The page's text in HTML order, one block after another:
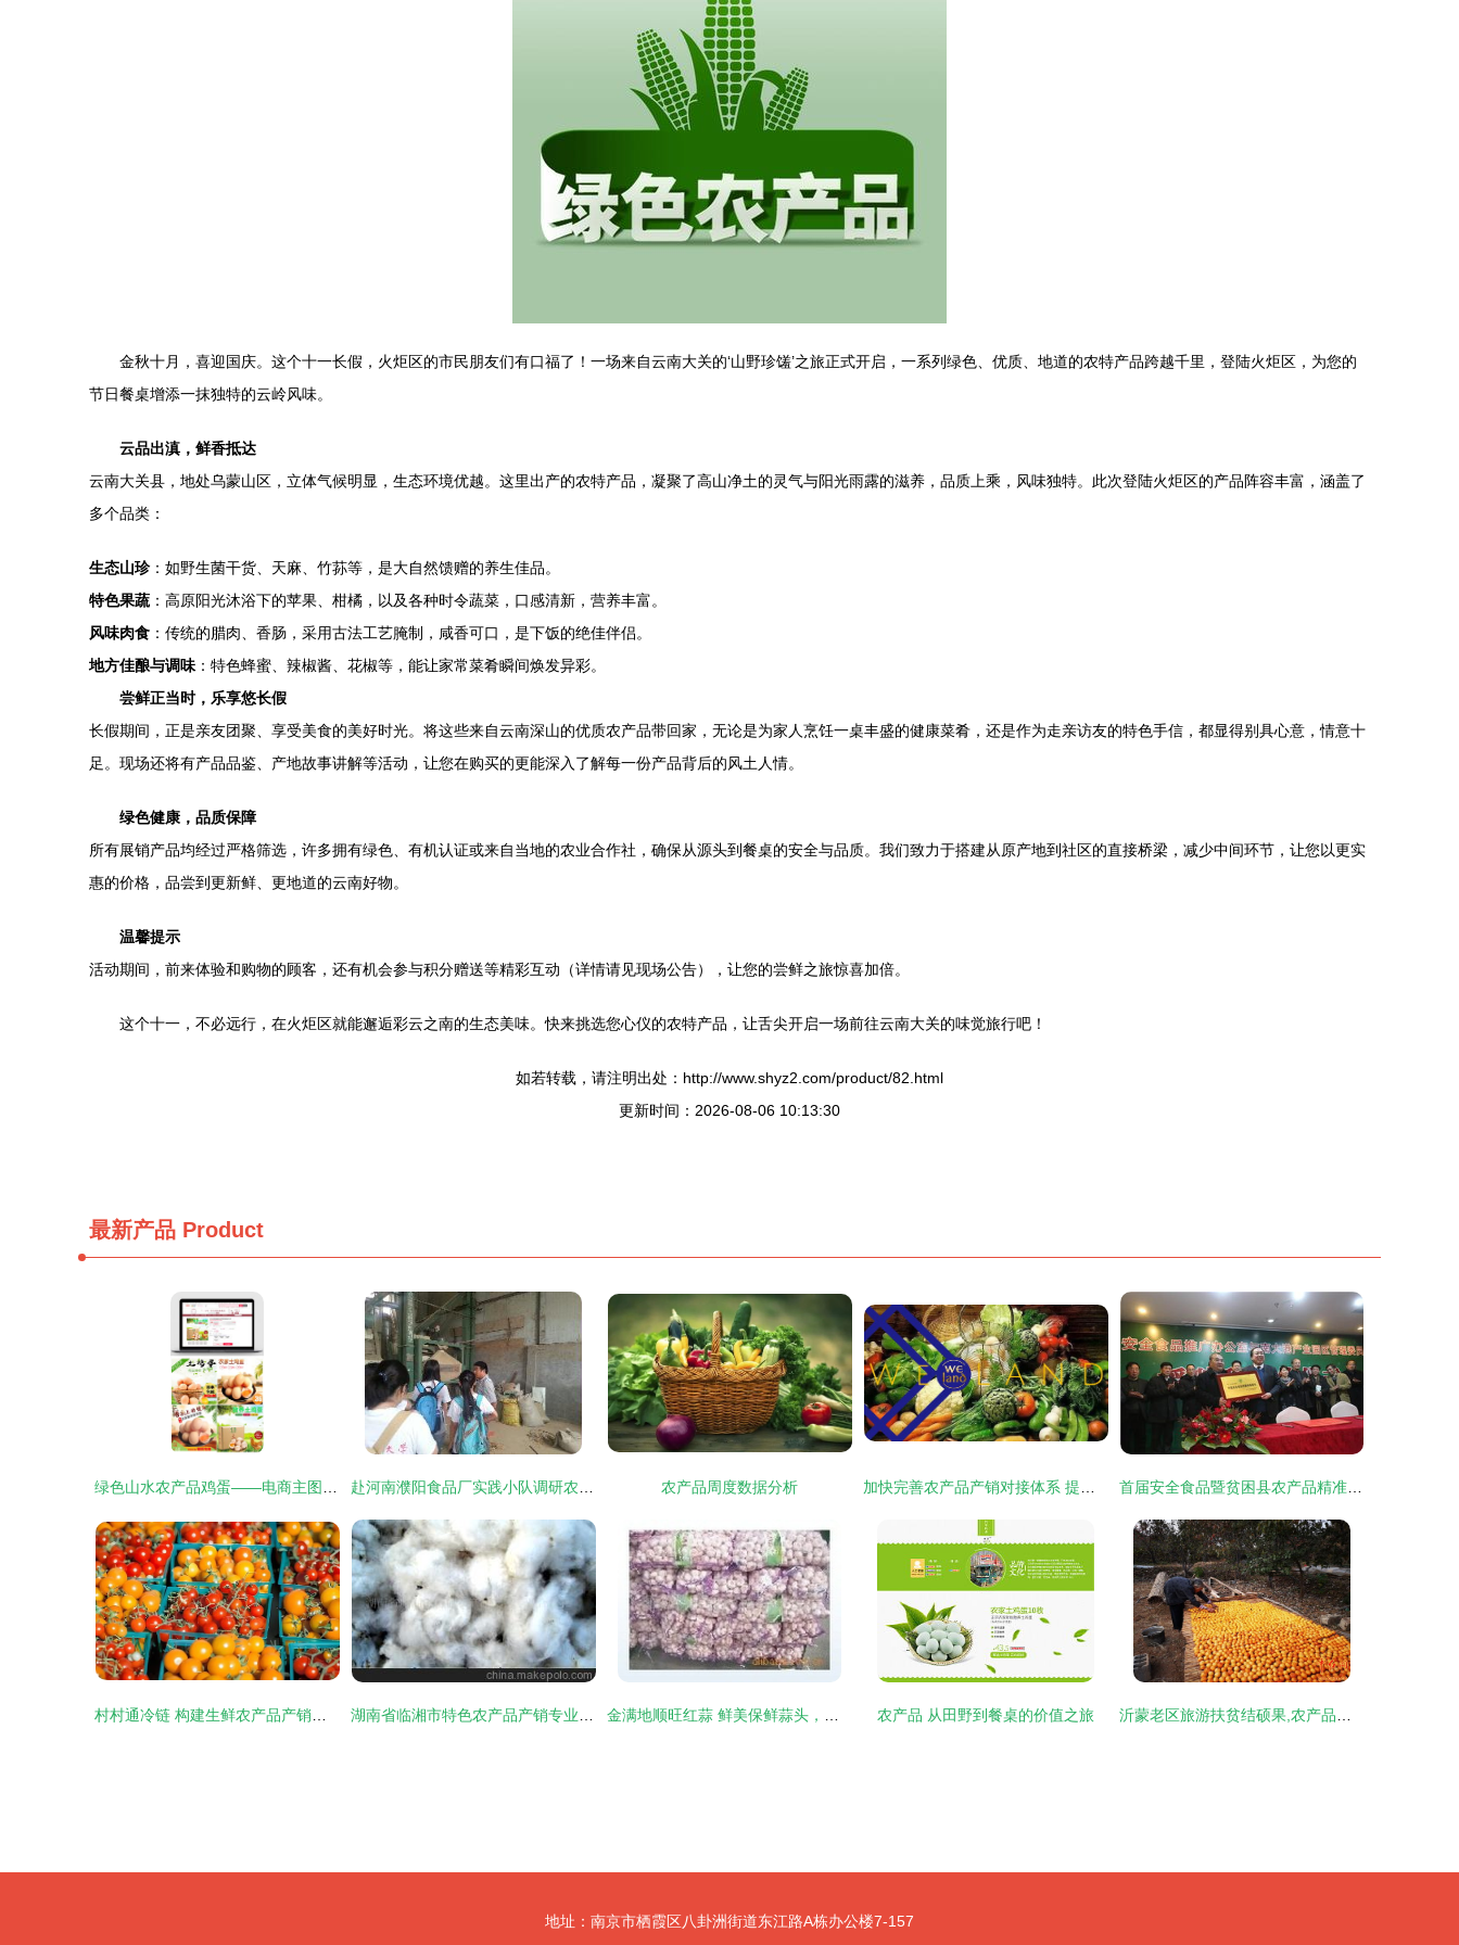
金秋十月，喜迎国庆。这个十一长假，火炬区的市民朋友们有口福了！一场来自云南大关的‘山野珍馐’之旅正式开启，一系列绿色、优质、地道的农特产品跨越千里，登陆火炬区，为您的
节日餐桌增添一抹独特的云岭风味。
云品出滇，鲜香抵达
云南大关县，地处乌蒙山区，立体气候明显，生态环境优越。这里出产的农特产品，凝聚了高山净土的灵气与阳光雨露的滋养，品质上乘，风味独特。此次登陆火炬区的产品阵容丰富，涵盖了
多个品类：
生态山珍：如野生菌干货、天麻、竹荪等，是大自然馈赠的养生佳品。
特色果蔬 ：高原阳光沐浴下的苹果、柑橘，以及各种时令蔬菜，口感清新，营养丰富。
风味肉食 ：传统的腊肉、香肠，采用古法工艺腌制，咸香可口，是下饭的绝佳伴侣。
地方佳酿与调味 ：特色蜂蜜、辣椒酱、花椒等，能让家常菜肴瞬间焕发异彩。
尝鲜正当时，乐享悠长假
长假期间，正是亲友团聚、享受美食的美好时光。将这些来自云南深山的优质农产品带回家，无论是为家人烹饪一桌丰盛的健康菜肴，还是作为走亲访友的特色手信，都显得别具心意，情意十
足。现场还将有产品品鉴、产地故事讲解等活动，让您在购买的更能深入了解每一份产品背后的风土人情。
绿色健康，品质保障
所有展销产品均经过严格筛选，许多拥有绿色、有机认证或来自当地的农业合作社，确保从源头到餐桌的安全与品质。我们致力于搭建从原产地到社区的直接桥梁，减少中间环节，让您以更实
惠的价格，品尝到更新鲜、更地道的云南好物。
温馨提示
活动期间，前来体验和购物的顾客，还有机会参与积分赠送等精彩互动（详情请见现场公告），让您的尝鲜之旅惊喜加倍。
这个十一，不必远行，在火炬区就能邂逅彩云之南的生态美味。快来挑选您心仪的农特产品，让舌尖开启一场前往云南大关的味觉旅行吧！
如若转载，请注明出处：http://www.shyz2.com/product/82.html
更新时间：2026-08-06 10:13:30
最新产品 Product
农产品周度数据分析
农产品 从田野到餐桌的价值之旅
地址：南京市栖霞区八卦洲街道东江路A栋办公楼7-157